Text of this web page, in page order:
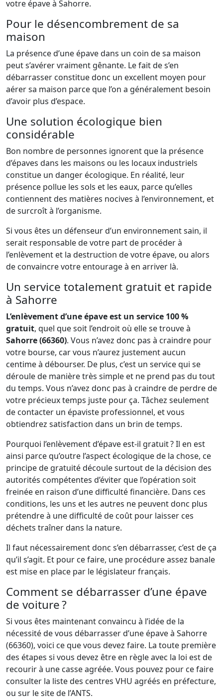
votre épave à Sahorre.
Pour le désencombrement de sa
maison
La présence d’une épave dans un coin de sa maison
peut s’avérer vraiment gênante. Le fait de s’en
débarrasser constitue donc un excellent moyen pour
aérer sa maison parce que l’on a généralement besoin
d’avoir plus d’espace.
Une solution écologique bien
considérable
Bon nombre de personnes ignorent que la présence
d’épaves dans les maisons ou les locaux industriels
constitue un danger écologique. En réalité, leur
présence pollue les sols et les eaux, parce qu’elles
contiennent des matières nocives à l’environnement, et
de surcroît à l’organisme.
Si vous êtes un défenseur d’un environnement sain, il
serait responsable de votre part de procéder à
l’enlèvement et la destruction de votre épave, ou alors
de convaincre votre entourage à en arriver là.
Un service totalement gratuit et rapide
à Sahorre
L’enlèvement d’une épave est un service 100 %
gratuit, quel que soit l’endroit où elle se trouve à
Sahorre (66360). Vous n’avez donc pas à craindre pour
votre bourse, car vous n’aurez justement aucun
centime à débourser. De plus, c’est un service qui se
déroule de manière très simple et ne prend pas du tout
du temps. Vous n’avez donc pas à craindre de perdre de
votre précieux temps juste pour ça. Tâchez seulement
de contacter un épaviste professionnel, et vous
obtiendrez satisfaction dans un brin de temps.
Pourquoi l’enlèvement d’épave est-il gratuit ? Il en est
ainsi parce qu’outre l’aspect écologique de la chose, ce
principe de gratuité découle surtout de la décision des
autorités compétentes d’éviter que l’opération soit
freinée en raison d’une difficulté financière. Dans ces
conditions, les uns et les autres ne peuvent donc plus
prétendre à une difficulté de coût pour laisser ces
déchets traîner dans la nature.
Il faut nécessairement donc s’en débarrasser, c’est de ça
qu’il s’agit. Et pour ce faire, une procédure assez banale
est mise en place par le législateur français.
Comment se débarrasser d’une épave
de voiture ?
Si vous êtes maintenant convaincu à l’idée de la
nécessité de vous débarrasser d’une épave à Sahorre
(66360), voici ce que vous devez faire. La toute première
des étapes si vous devez être en règle avec la loi est de
recourir à une casse agréée. Vous pouvez pour ce faire
consulter la liste des centres VHU agréés en préfecture,
ou sur le site de l’ANTS.